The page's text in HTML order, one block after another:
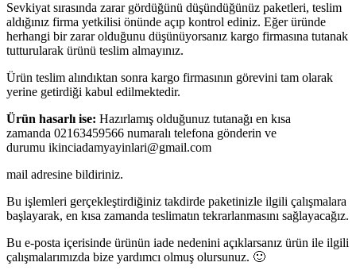
Sevkiyat sırasında zarar gördüğünü düşündüğünüz paketleri, teslim
aldığınız firma yetkilisi önünde açıp kontrol ediniz. Eğer üründe
herhangi bir zarar olduğunu düşünüyorsanız kargo firmasına tutanak
tutturularak ürünü teslim almayınız.
Ürün teslim alındıktan sonra kargo firmasının görevini tam olarak
yerine getirdiği kabul edilmektedir.
Ürün hasarlı ise: Hazırlamış olduğunuz tutanağı en kısa
zamanda 02163459566 numaralı telefona gönderin ve
durumu ikinciadamyayinlari@gmail.com
mail adresine bildiriniz.
Bu işlemleri gerçekleştirdiğiniz takdirde paketinizle ilgili çalışmalara
başlayarak, en kısa zamanda teslimatın tekrarlanmasını sağlayacağız.
Bu e-posta içerisinde ürünün iade nedenini açıklarsanız ürün ile ilgili
çalışmalarımızda bize yardımcı olmuş olursunuz. 🙂